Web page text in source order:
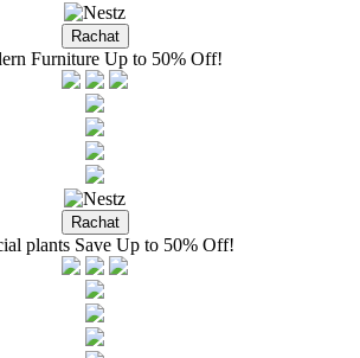
Furniture Up to 50% Off!
plants Save Up to 50% Off!